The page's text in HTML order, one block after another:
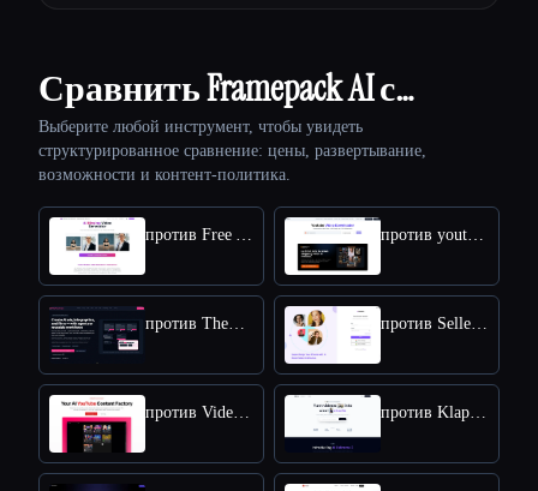
Сравнить Framepack AI с…
Выберите любой инструмент, чтобы увидеть
структурированное сравнение: цены, развертывание,
возможности и контент-политика.
против Free AI kissing video generator против youtube video downloader
против TheFluxTrain против SellerPic AI
против VideoIdeas AI против Klap App